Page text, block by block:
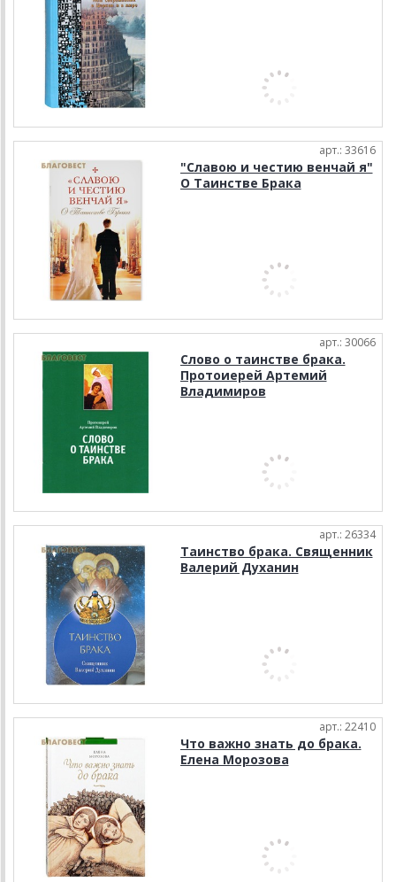
арт.: 33616
"Славою и честию венчай я"
О Таинстве Брака
арт.: 30066
Слово о таинстве брака.
Протоиерей Артемий
Владимиров
арт.: 26334
Таинство брака. Священник
Валерий Духанин
арт.: 22410
Что важно знать до брака.
Елена Морозова